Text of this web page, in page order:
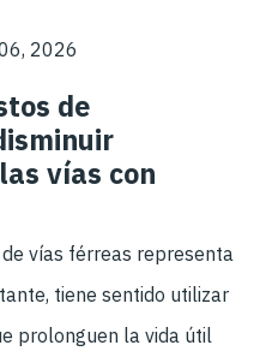
2026
de
vías con
vías férreas representa
tiene sentido utilizar
prolonguen la vida útil